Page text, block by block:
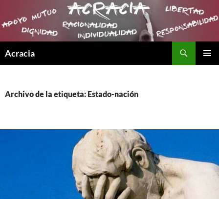
Acracia
Archivo de la etiqueta: Estado-nación